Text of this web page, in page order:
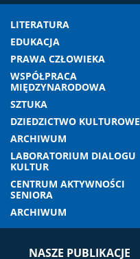
LITERATURA
EDUKACJA
PRAWA CZŁOWIEKA
WSPÓŁPRACA
MIĘDZYNARODOWA
SZTUKA
DZIEDZICTWO KULTUROWE
ARCHIWUM
LABORATORIUM DIALOGU
KULTUR
CENTRUM AKTYWNOŚCI
SENIORA
ARCHIWUM
NASZE PUBLIKACJE